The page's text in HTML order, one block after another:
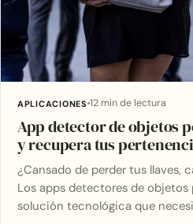
APLICACIONES 12 min de lectura
App detector de objetos
y recupera tus
¿Cansado de perder tus llaves,
Los apps detectores de objetos
solución tecnológica que